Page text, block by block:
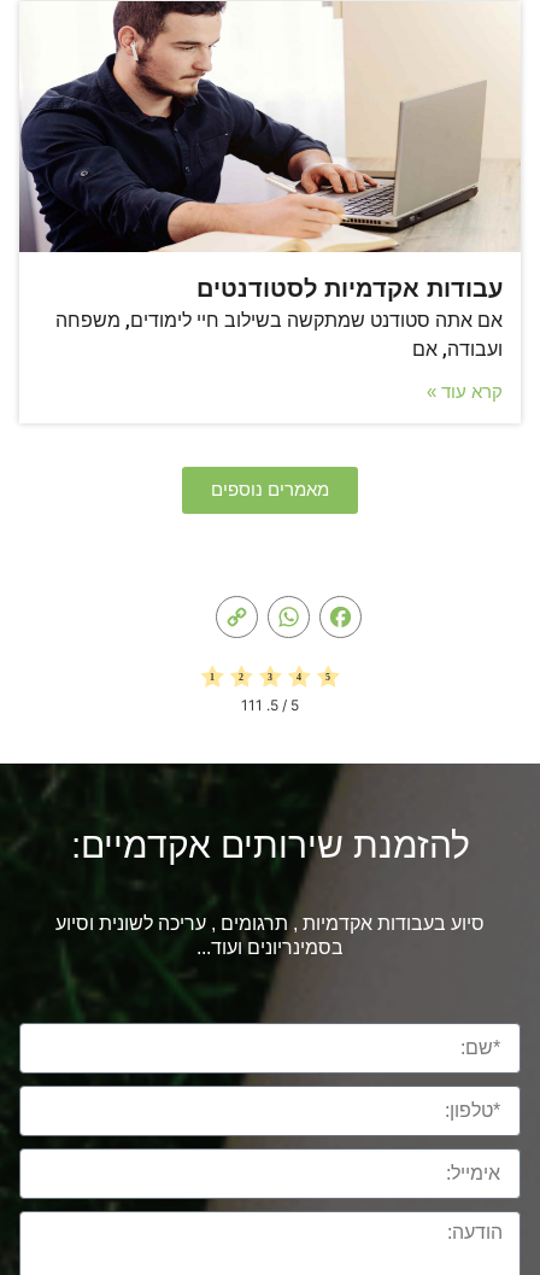
עבודות אקדמיות לסטודנטים
אם אתה סטודנט שמתקשה בשילוב חיי לימודים, משפחה
ועבודה, אם
קרא עוד »
מאמרים נוספים
Facebook
WhatsApp
5
/ 5.
111
להזמנת שירותים אקדמיים:
סיוע בעבודות אקדמיות , תרגומים , עריכה לשונית וסיוע
בסמינריונים ועוד...